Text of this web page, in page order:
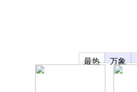
最热
万象